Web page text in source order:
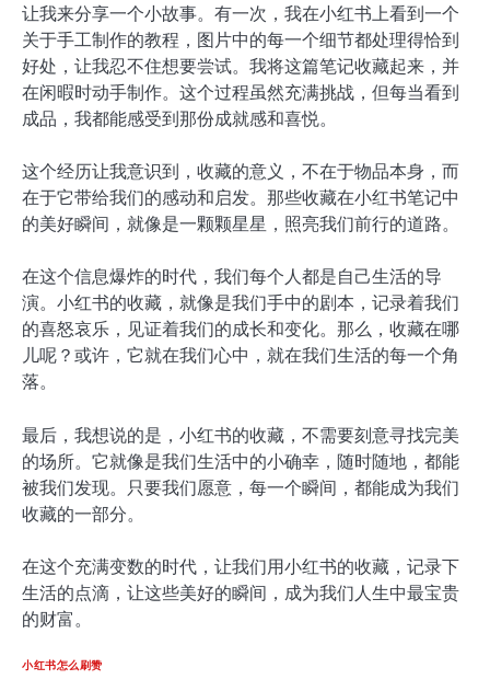
让我来分享一个小故事。有一次，我在小红书上看到一个
关于手工制作的教程，图片中的每一个细节都处理得恰到
好处，让我忍不住想要尝试。我将这篇笔记收藏起来，并
在闲暇时动手制作。这个过程虽然充满挑战，但每当看到
成品，我都能感受到那份成就感和喜悦。
这个经历让我意识到，收藏的意义，不在于物品本身，而
在于它带给我们的感动和启发。那些收藏在小红书笔记中
的美好瞬间，就像是一颗颗星星，照亮我们前行的道路。
在这个信息爆炸的时代，我们每个人都是自己生活的导
演。小红书的收藏，就像是我们手中的剧本，记录着我们
的喜怒哀乐，见证着我们的成长和变化。那么，收藏在哪
儿呢？或许，它就在我们心中，就在我们生活的每一个角
落。
最后，我想说的是，小红书的收藏，不需要刻意寻找完美
的场所。它就像是我们生活中的小确幸，随时随地，都能
被我们发现。只要我们愿意，每一个瞬间，都能成为我们
收藏的一部分。
在这个充满变数的时代，让我们用小红书的收藏，记录下
生活的点滴，让这些美好的瞬间，成为我们人生中最宝贵
的财富。
小红书怎么刷赞